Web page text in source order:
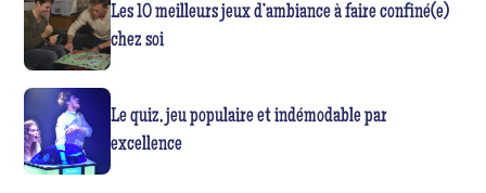
Les 10 meilleurs jeux d’ambiance à faire confiné(e)
chez soi
Le quiz, jeu populaire et indémodable par
excellence